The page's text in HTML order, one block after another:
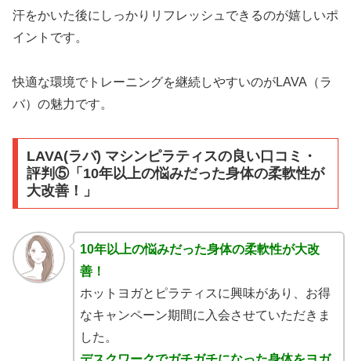
汗をかいた後にしっかりリフレッシュできるのが嬉しいポ
イントです。
快適な環境でトレーニングを継続しやすいのがLAVA（ラ
バ）の魅力です。
LAVA(ラバ) マシンピラティスの良い口コミ・
評判⑤「10年以上の悩みだった身体の柔軟性が
大改善！」
10年以上の悩みだった身体の柔軟性が大改
善！
ホットヨガとピラティスに興味があり、お得
なキャンペーン期間に入会させていただきま
した。